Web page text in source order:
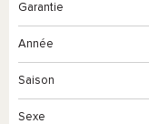
Garantie
Année
Saison
Sexe